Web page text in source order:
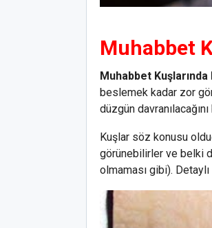
Muhabbet
Muhabbet
beslemek kadar zor
düzgün
Kuşlar söz konusu
görünebilirler ve belki
olmaması gibi).